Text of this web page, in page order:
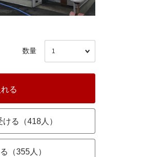
数量
る
る（418人）
（355人）